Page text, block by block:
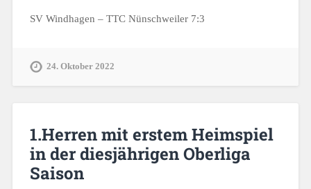
SV Windhagen – TTC Nünschweiler 7:3
24. Oktober 2022
1.Herren mit erstem Heimspiel
in der diesjährigen Oberliga
Saison